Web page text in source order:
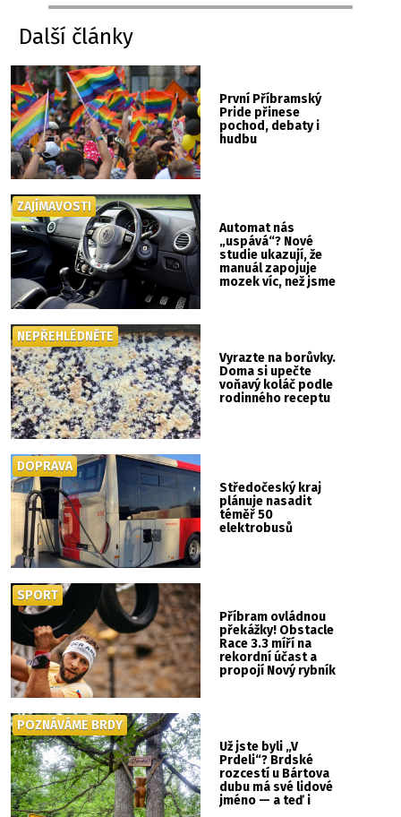
Další články
První Příbramský
Pride přinese
pochod, debaty i
hudbu
Automat nás
„uspává“? Nové
studie ukazují, že
manuál zapojuje
mozek víc, než jsme
ZAJÍMAVOSTI
Vyrazte na borůvky.
Doma si upečte
voňavý koláč podle
rodinného receptu
NEPŘEHLÉDNĚTE
Středočeský kraj
plánuje nasadit
téměř 50
elektrobusů
DOPRAVA
Příbram ovládnou
překážky! Obstacle
Race 3.3 míří na
rekordní účast a
propojí Nový rybník
SPORT
Už jste byli „V
Prdeli“? Brdské
rozcestí u Bártova
dubu má své lidové
jméno — a teď i
POZNÁVÁME BRDY